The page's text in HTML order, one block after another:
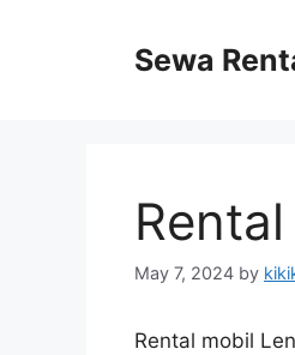
Sewa
May 7, 2024 by
Rental mobil